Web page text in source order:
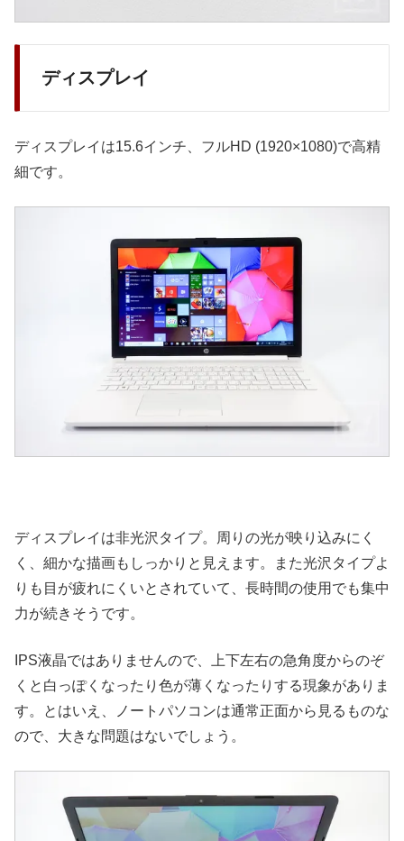
ディスプレイ
ディスプレイは15.6インチ、フルHD (1920×1080)で高精
細です。
ディスプレイは非光沢タイプ。周りの光が映り込みにく
く、細かな描画もしっかりと見えます。また光沢タイプよ
りも目が疲れにくいとされていて、長時間の使用でも集中
力が続きそうです。
IPS液晶ではありませんので、上下左右の急角度からのぞ
くと白っぽくなったり色が薄くなったりする現象がありま
す。とはいえ、ノートパソコンは通常正面から見るものな
ので、大きな問題はないでしょう。